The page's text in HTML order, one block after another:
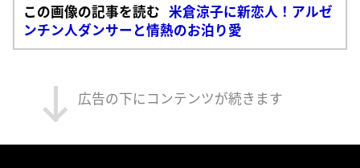
この画像の記事を読む 米倉涼子に新恋人！アルゼ
ンチン人ダンサーと情熱のお泊り愛
広告の下にコンテンツが続きます